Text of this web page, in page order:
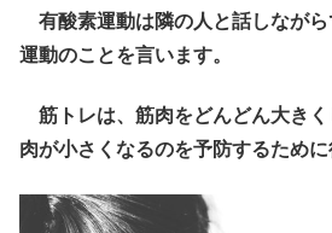
有酸素運動は隣の人と話しなが
運動のことを言います。
筋トレは、筋肉をどんどん大き
肉が小さくなるのを予防するために